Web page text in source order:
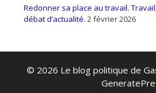
Redonner sa place au travail.
débat d’actualité. 2 février 2026
© 2026 Le blog politique de